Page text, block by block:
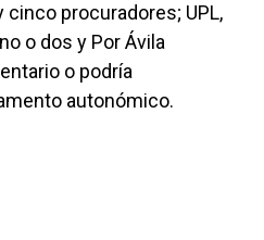
procuradores; UPL,
o dos y Por Ávila
o podría
autonómico.